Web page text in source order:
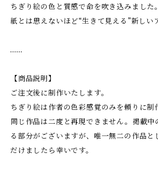
ちぎり絵の色と質感で命を吹き込みました。
紙とは思えないほど“生きて見える”新しい
……
【商品説明】
ご注文後に制作いたします。
ちぎり絵は作者の色彩感覚のみを頼りに制
同じ作品は二度と再現できません。掲載中
る部分がございますが、唯一無二の作品と
だけましたら幸いです。